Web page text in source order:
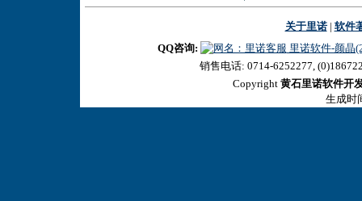
关于里诺| 软件
QQ咨询:
里诺软件-颜晶
销售电话: 0714-6252277,
Copyright 黄石里诺软件开
生成时